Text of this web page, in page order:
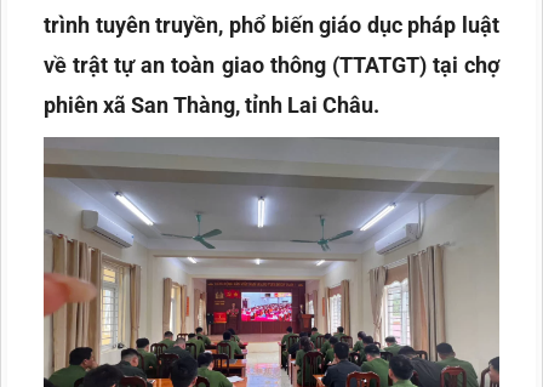
trình tuyên truyền, phổ biến giáo dục pháp luật
về trật tự an toàn giao thông (TTATGT) tại chợ
phiên xã San Thàng, tỉnh Lai Châu.